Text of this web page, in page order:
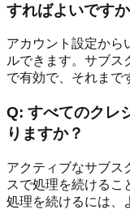
すればよいです
アカウント設定から
ルできます。サブス
で有効で、それまで
Q: すべてのクレ
りますか？
アクティブなサブス
スで処理を続けるこ
処理を続けるには、